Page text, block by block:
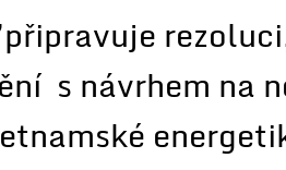
s návrhem na